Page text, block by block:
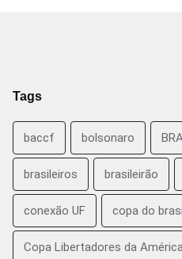
Tags
baccf bolsonaro
brasileiros brasileirão
conexão UF copa do
Copa Libertadores da